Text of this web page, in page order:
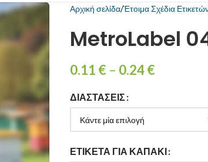
Αρχική σελίδα Έτοιμα Σχέδια
MetroLabel
0.11 € – 0.24€
ΔΙΑΣΤΆΣΕΙΣ
ΕΤΙΚΈΤΑ ΓΙΑ ΚΑΠΆΚΙ